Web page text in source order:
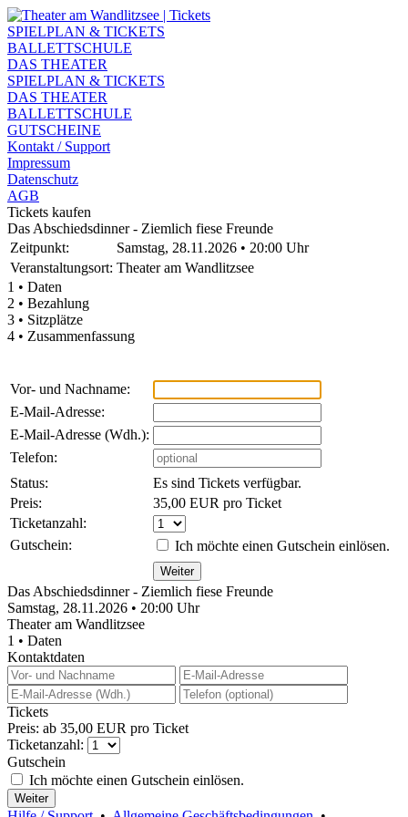
SPIELPLAN & TICKETS
BALLETTSCHULE
DAS THEATER
SPIELPLAN & TICKETS
DAS THEATER
BALLETTSCHULE
GUTSCHEINE
Kontakt / Support
Impressum
Datenschutz
AGB
Tickets kaufen
Das Abschiedsdinner - Ziemlich fiese Freunde
Zeitpunkt:
Samstag, 28.11.2026 • 20:00 Uhr
Veranstaltungsort: Theater am Wandlitzsee
1 • Daten
2 • Bezahlung
3 • Sitzplätze
4 • Zusammenfassung
Vor- und Nachname:
E-Mail-Adresse:
E-Mail-Adresse (Wdh.):
Telefon:
Status:
Es sind Tickets verfügbar.
Preis:
35,00 EUR pro Ticket
Ticketanzahl:
Gutschein:
Ich möchte einen Gutschein einlösen.
Das Abschiedsdinner - Ziemlich fiese Freunde
Samstag, 28.11.2026 • 20:00 Uhr
Theater am Wandlitzsee
1 • Daten
Kontaktdaten
Tickets
Preis: ab 35,00 EUR pro Ticket
Ticketanzahl:
Gutschein
Ich möchte einen Gutschein einlösen.